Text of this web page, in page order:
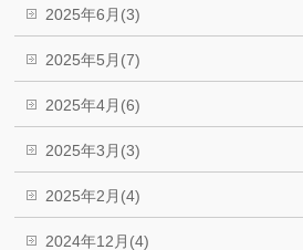
2025年6月(3)
2025年5月(7)
2025年4月(6)
2025年3月(3)
2025年2月(4)
2024年12月(4)